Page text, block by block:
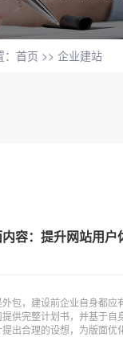
： 首页 >> 企业建站
容：提升网站用户
包，建设前企业自身都应
供完整计划书，并基于自
出合理的设想，为版面优化